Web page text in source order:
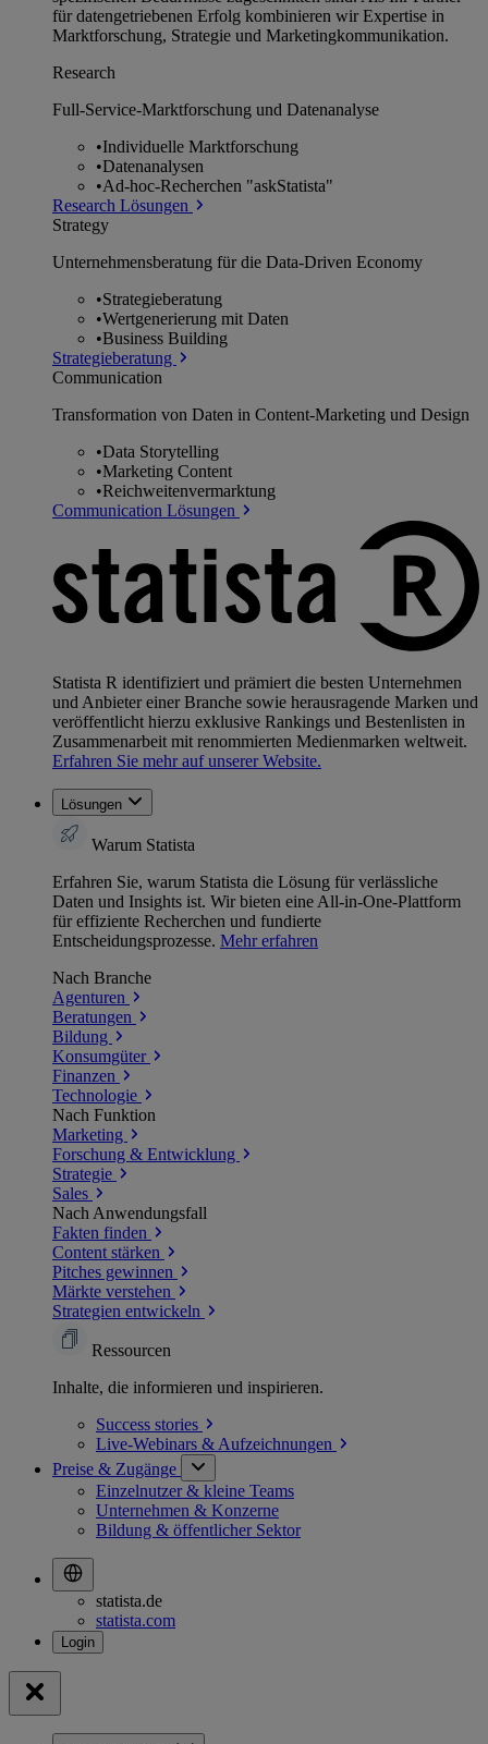
für datengetriebenen Erfolg kombinieren wir Expertise in
Marktforschung, Strategie und Marketingkommunikation.
Research
Full-Service-Marktforschung und Datenanalyse
•Individuelle Marktforschung
•Datenanalysen
•Ad-hoc-Recherchen "askStatista"
Research Lösungen
Strategy
Unternehmens­beratung für die Data-Driven Economy
•Strategieberatung
•Wertgenerierung mit Daten
•Business Building
Strategieberatung
Communication
Transformation von Daten in Content-Marketing und Design
•Data Storytelling
•Marketing Content
•Reichweitenvermarktung
Communication Lösungen
Statista R identifiziert und prämiert die besten Unternehmen
und Anbieter einer Branche sowie herausragende Marken und
veröffentlicht hierzu exklusive Rankings und Bestenlisten in
Zusammenarbeit mit renommierten Medienmarken weltweit.
Erfahren Sie mehr auf unserer Website.
Lösungen
Warum Statista
Erfahren Sie, warum Statista die Lösung für verlässliche
Daten und Insights ist. Wir bieten eine All-in-One-Plattform
für effiziente Recherchen und fundierte
Entscheidungsprozesse. Mehr erfahren
Nach Branche
Agenturen
Beratungen
Bildung
Konsumgüter
Finanzen
Technologie
Nach Funktion
Marketing
Forschung & Entwicklung
Strategie
Sales
Nach Anwendungsfall
Fakten finden
Content stärken
Pitches gewinnen
Märkte verstehen
Strategien entwickeln
Ressourcen
Inhalte, die informieren und inspirieren.
Success stories
Live-Webinars & Aufzeichnungen
Preise & Zugänge
Einzelnutzer & kleine Teams
Unternehmen & Konzerne
Bildung & öffentlicher Sektor
statista.de
statista.com